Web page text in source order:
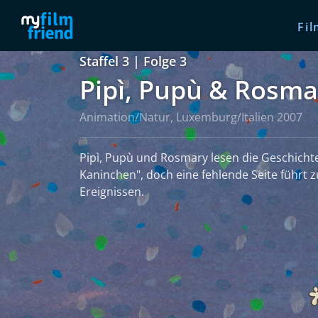
Staffel 3 | Folge 3
Pipì, Pupù &
Animation/Natur, Luxemburg/Italien 2007
Pipì, Pupù und Rosmary lesen die
Kaninchen", doch eine fehlende Seite führt
Ereignissen.